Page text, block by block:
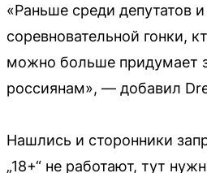
«Раньше среди депутатов
соревновательной гонки,
можно больше придумает
россиянам», — добавил
Нашлись и сторонники
„18+“ не работают, тут